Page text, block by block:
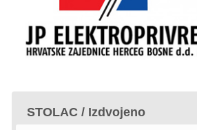
STOLAC / Izdvojeno